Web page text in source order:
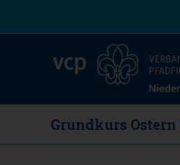
Grundkurs